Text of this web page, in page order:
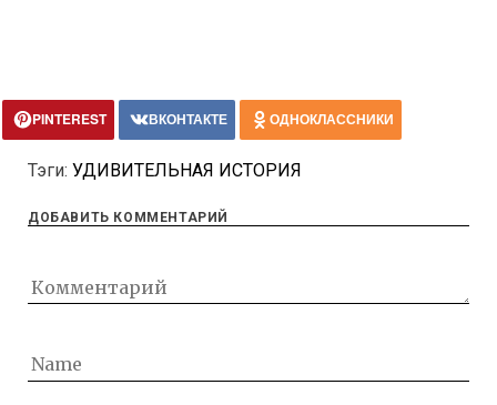
PINTEREST ВКОНТАКТЕ ОДНОКЛАССНИКИ
Тэги: УДИВИТЕЛЬНАЯ ИСТОРИЯ
ДОБАВИТЬ КОММЕНТАРИЙ